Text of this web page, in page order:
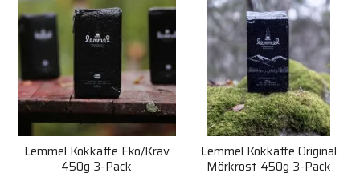
Lemmel Kokkaffe Eko/Krav
450g 3-Pack
Lemmel Kokkaffe Original
Mörkrost 450g 3-Pack